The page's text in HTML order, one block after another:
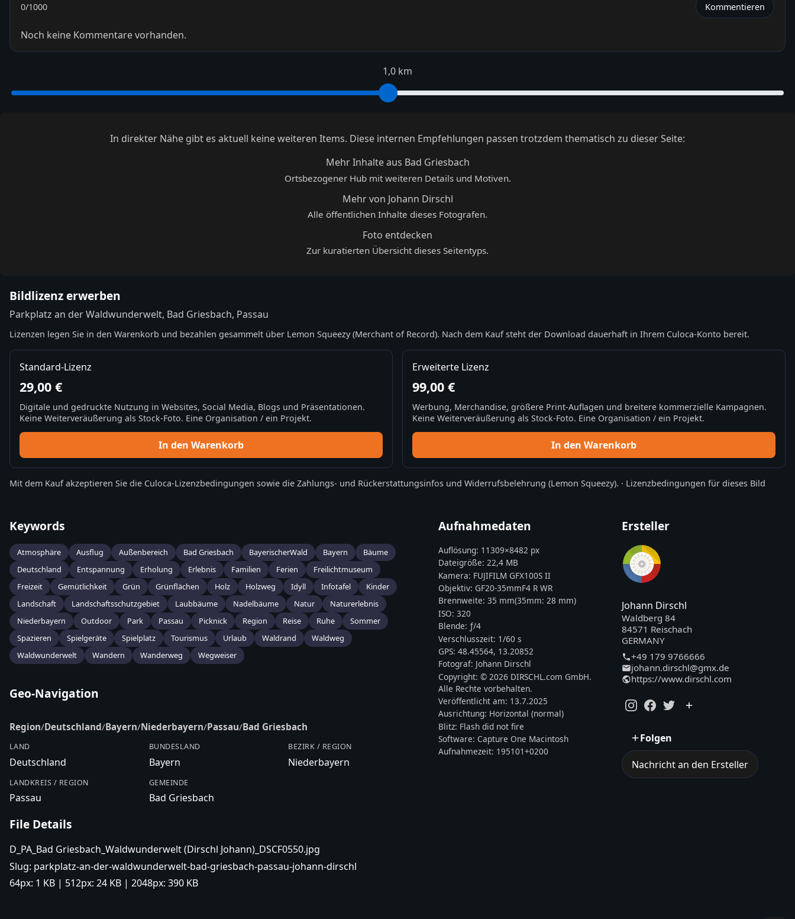
0/1000 Kommentieren
Noch keine Kommentare vorhanden.
1,0 km
In direkter Nähe gibt es aktuell keine weiteren Items. Diese internen Empfehlungen passen trotzdem thematisch zu dieser Seite:
Mehr Inhalte aus Bad Griesbach
Ortsbezogener Hub mit weiteren Details und Motiven.
Mehr von Johann Dirschl
Alle öffentlichen Inhalte dieses Fotografen.
Foto entdecken
Zur kuratierten Übersicht dieses Seitentyps.
Bildlizenz erwerben
Parkplatz an der Waldwunderwelt, Bad Griesbach, Passau
Lizenzen legen Sie in den Warenkorb und bezahlen gesammelt über Lemon Squeezy (Merchant of Record). Nach dem Kauf steht der Download dauerhaft in Ihrem Culoca-Konto bereit.
Standard-Lizenz
29,00 €
Digitale und gedruckte Nutzung in Websites, Social Media, Blogs und Präsentationen.
Keine Weiterveräußerung als Stock-Foto. Eine Organisation / ein Projekt.
In den Warenkorb
Erweiterte Lizenz
99,00 €
Werbung, Merchandise, größere Print-Auflagen und breitere kommerzielle Kampagnen.
Keine Weiterveräußerung als Stock-Foto. Eine Organisation / ein Projekt.
In den Warenkorb
Mit dem Kauf akzeptieren Sie die Culoca-Lizenzbedingungen sowie die Zahlungs- und Rückerstattungsinfos und Widerrufsbelehrung (Lemon Squeezy). · Lizenzbedingungen für dieses Bild
Keywords
Atmosphäre Ausflug Außenbereich Bad Griesbach BayerischerWald Bayern
Bäume
Deutschland
Entspannung Erholung Erlebnis Familien Ferien
Freilichtmuseum
Freizeit
Gemütlichkeit Grün Grünflächen Holz Holzweg Idyll Infotafel
Kinder
Landschaft
Landschaftsschutzgebiet Laubbäume Nadelbäume Natur
Naturerlebnis
Niederbayern
Outdoor Park Passau Picknick Region Reise Ruhe
Sommer
Spazieren
Spielgeräte Spielplatz Tourismus Urlaub Waldrand
Waldweg
Waldwunderwelt
Wandern Wanderweg Wegweiser
Geo-Navigation
Region/Deutschland/Bayern/Niederbayern/Passau/Bad Griesbach
LAND
Deutschland
BUNDESLAND
Bayern
BEZIRK / REGION
Niederbayern
LANDKREIS / REGION
Passau
GEMEINDE
Bad Griesbach
File Details
D_PA_Bad Griesbach_Waldwunderwelt (Dirschl Johann)_DSCF0550.jpg
Slug: parkplatz-an-der-waldwunderwelt-bad-griesbach-passau-johann-dirschl
64px: 1 KB | 512px: 24 KB | 2048px: 390 KB
Aufnahmedaten
Auflösung: 11309×8482 px
Dateigröße:22,4 MB
Kamera: FUJIFILM GFX100S II
Objektiv:GF20-35mmF4 R WR
Brennweite:35 mm(35mm:28 mm)
ISO:320
Blende: ƒ/4
Verschlusszeit: 1/60 s
GPS:48.45564, 13.20852
Fotograf: Johann Dirschl
Copyright:© 2026 DIRSCHL.com GmbH.
Alle Rechte vorbehalten.
Veröffentlicht am: 13.7.2025
Ausrichtung: Horizontal (normal)
Blitz: Flash did not fire
Software:Capture One Macintosh
Aufnahmezeit: 195101+0200
Ersteller
Johann Dirschl
Waldberg 84
84571 Reischach
GERMANY
+49 179 9766666
johann.dirschl@gmx.de
https://www.dirschl.com
Folgen
Nachricht an den Ersteller